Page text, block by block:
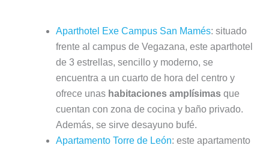
Aparthotel Exe Campus San Mamés: situado
frente al campus de Vegazana, este aparthotel
de 3 estrellas, sencillo y moderno, se
encuentra a un cuarto de hora del centro y
ofrece unas habitaciones amplísimasque
cuentan con zona de cocina y baño privado.
Además, se sirve desayuno bufé.
Apartamento Torre de León: este apartamento